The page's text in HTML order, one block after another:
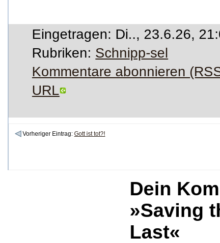
Eingetragen: Di.., 23.6.26,
Rubriken: Schnipp-sel
Kommentare abonnieren
URL
Vorheriger Eintrag:Gott ist tot?!
Dein
»Saving
Last«